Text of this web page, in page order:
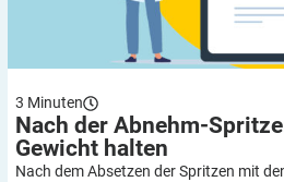
3 Minuten
Nach der Abnehm-
Gewicht halten
Nach dem Absetzen der Spritzen mit